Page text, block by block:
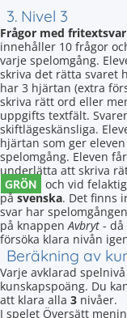
3. Nivel 3
Frågor med fritextsvar
innehåller 10 frågor
varje spelomgång.
skriva det rätta svaret
har 3 hjärtan (extra
skriva rätt ord eller
uppgifts textfält.
skiftlägeskänsliga.
hjärtan som ger
spelomgång. Eleven
underlätta att skriva
GRÖN och vid
påsvenska. Det finns
svar har
på knappenAvbryt - då
försöka klara nivån
Beräkning av
Varje avklarad
kunskapspoäng. Du
att klara alla 3 nivåer.
I spelet Översätt